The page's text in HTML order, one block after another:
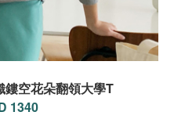
空花朵翻領大學T
1340